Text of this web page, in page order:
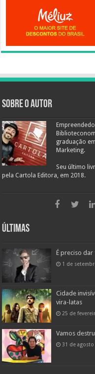
Sobre o autor
graduação
Marketing.
Seu último
pela Cartola Editora, em 2018.
Últimas
É preciso dar
1 de
Cidade
vira-latas
25 de
Vamos
31 de agosto